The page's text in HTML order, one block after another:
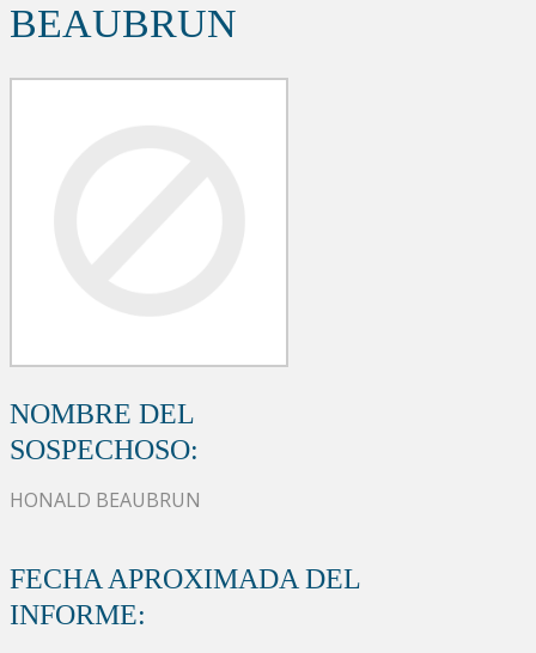
BEAUBRUN
NOMBRE DEL
SOSPECHOSO:
HONALD BEAUBRUN
FECHA APROXIMADA DEL
INFORME: